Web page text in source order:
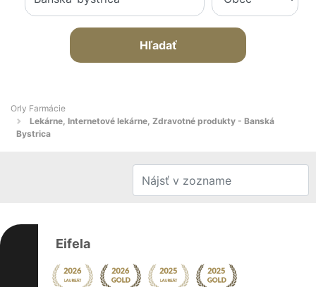
Hľadať
Orly Farmácie
Lekárne, Internetové lekárne, Zdravotné produkty - Banská
Bystrica
Eifela